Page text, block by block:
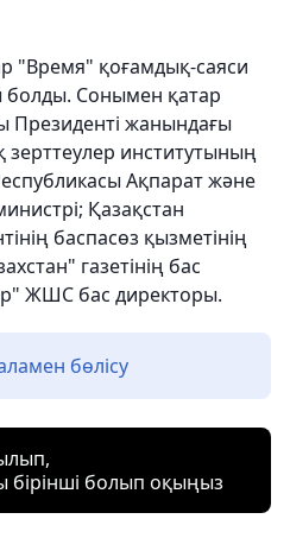
"Время" қоғамдық-саяси
болды. Сонымен қатар
Президенті жанындағы
зерттеулер институтының
Ақпарат және
Қазақстан
баспасөз қызметінің
газетінің бас
ЖШС бас директоры.
бөлісу
бірінші болып оқыңыз